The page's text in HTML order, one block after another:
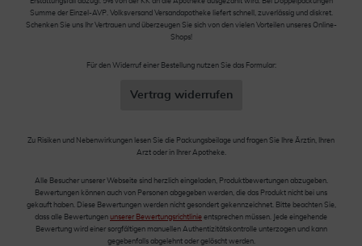
Summe der Einzel-AVP. Volksversand Versandapotheke liefert schnell, zuverlässig und diskret.
Schenken Sie uns Ihr Vertrauen und überzeugen Sie sich von den vielen Vorteilen unseres Online-
Shops!
Für den Widerruf einer Bestellung nutzen Sie das Formular:
Vertrag widerrufen
Zu Risiken und Nebenwirkungen lesen Sie die Packungsbeilage und fragen Sie Ihre Ärztin, Ihren
Arzt oder in Ihrer Apotheke.
Alle Besucher unserer Webseite sind herzlich eingeladen, Produktbewertungen abzugeben.
Bewertungen können auch von Personen abgegeben werden, die das Produkt nicht bei uns
gekauft haben. Diese Bewertungen werden nicht gesondert gekennzeichnet. Bitte beachten Sie,
dass alle Bewertungen unserer Bewertungsrichtlinie entsprechen müssen. Jede eingehende
Bewertung wird einer sorgfältigen manuellen Authentizitätskontrolle unterzogen und kann
gegebenfalls abgelehnt oder gelöscht werden.